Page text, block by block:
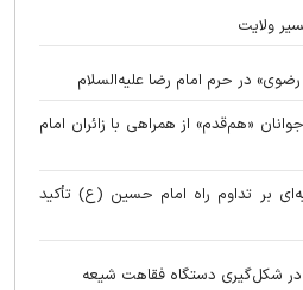
ولایت
در حرم امام رضا علیه‌السلام
«هم‌قدم» از همراهی با زائران امام
بر تداوم راه امام حسین (ع) تأکید
در شکل‌گیری دستگاه فقاهت شیعه